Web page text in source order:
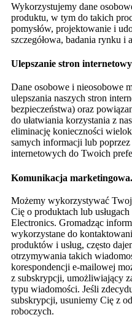
Wykorzystujemy dane
produktu, w tym do takich
pomysłów, projektowanie i
szczegółowa, badania rynku i
Ulepszanie stron
Dane osobowe i nieosobowe
ulepszania naszych stron
bezpieczeństwa) oraz
do ułatwiania korzystania z
eliminację konieczności
samych informacji lub
internetowych do Twoich
Komunikacja marketingowa.
Możemy wykorzystywać
Cię o produktach lub
Electronics. Gromadząc
wykorzystane do
produktów i usług, często
otrzymywania takich
korespondencji e-mailowej
z subskrypcji, umożliwiający
typu wiadomości. Jeśli
subskrypcji, usuniemy Cię z
roboczych.